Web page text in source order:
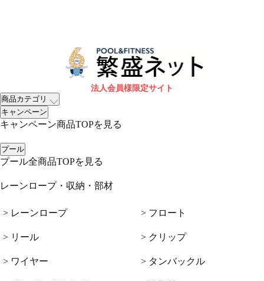
法人会員様限定サイト
商品カテゴリ
キャンペーン
キャンペーン商品TOPを見る
プール
プール全商品TOPを見る
レーンロープ・収納・部材
> レーンロープ
> リール
> ワイヤー
> フロート
> クリップ
> タンバックル